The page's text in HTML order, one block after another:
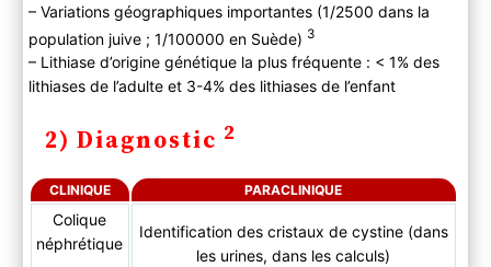
– Variations géographiques importantes (1/2500 dans la
population juive ; 1/100000 en Suède) 3
– Lithiase d’origine génétique la plus fréquente : < 1% des
lithiases de l’adulte et 3-4% des lithiases de l’enfant
2) Diagnostic 2
CLINIQUE PARACLINIQUE
Colique
néphrétique
Identification des cristaux de cystine (dans
les urines, dans les calculs)